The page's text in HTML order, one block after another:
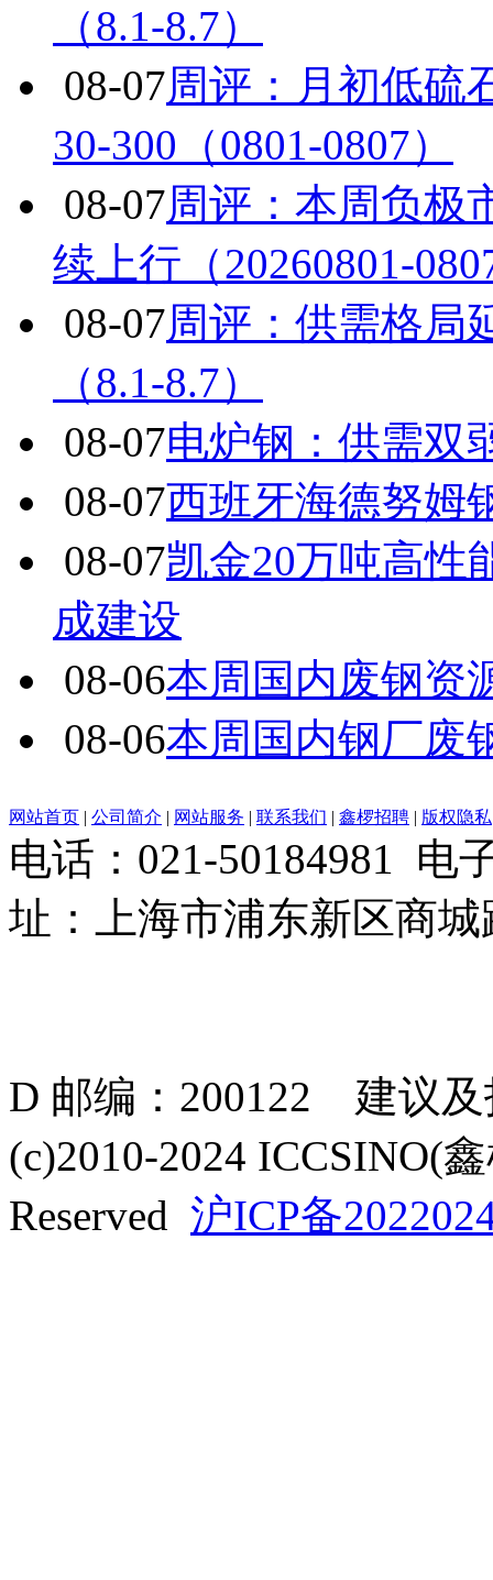
（8.1-8.7）
08-07周评：月初低硫
30-300（0801-0807）
08-07周评：本周负极
续上行（20260801-
08-07周评：供需格局
（8.1-8.7）
08-07电炉钢：供需双
08-07西班牙海德努姆
08-07凯金20万吨高性
成建设
08-06本周国内废钢资
08-06本周国内钢厂废
网站首页 | 公司简介 | 网站服务 | 联系我们 | 鑫椤招聘 | 版权隐私
电话：021-50184981 电
址：上海市浦东新区商
D 邮编：200122 建议
(c)2010-2024 ICCSINO(
Reserved 沪ICP备